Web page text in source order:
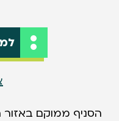
הסניף ממוקם באזור